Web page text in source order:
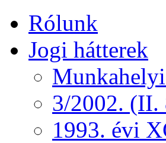
Rólunk
Jogi hátterek
3/2002. (II.
1993. évi